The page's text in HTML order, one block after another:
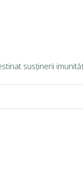
susținerii